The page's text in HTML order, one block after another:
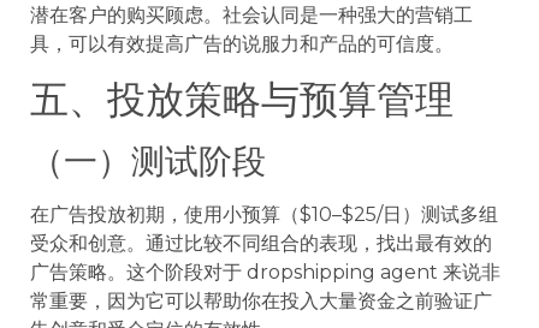
潜在客户的购买顾虑。社会认同是一种强大的营销工
具，可以有效提高广告的说服力和产品的可信度。
五、投放策略与预算管理
（一）测试阶段
在广告投放初期，使用小预算（$10–$25/日）测试多组
受众和创意。通过比较不同组合的表现，找出最有效的
广告策略。这个阶段对于 dropshipping agent 来说非
常重要，因为它可以帮助你在投入大量资金之前验证广